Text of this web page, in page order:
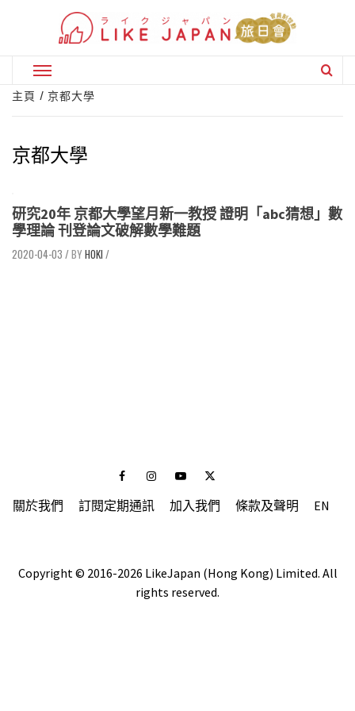
Primary
Menu
主頁 京都大學
京都大學
研究20年 京都大學望月新一教授 證明「abc猜想」數
學理論 刊登論文破解數學難題
2020-04-03 / HOKI /
FacebookInstagramYoutubeTwitter
關於我們 訂閱定期通訊 加入我們 條款及聲明 EN
Copyright © 2016-2026 LikeJapan (Hong Kong) Limited. All
rights reserved.